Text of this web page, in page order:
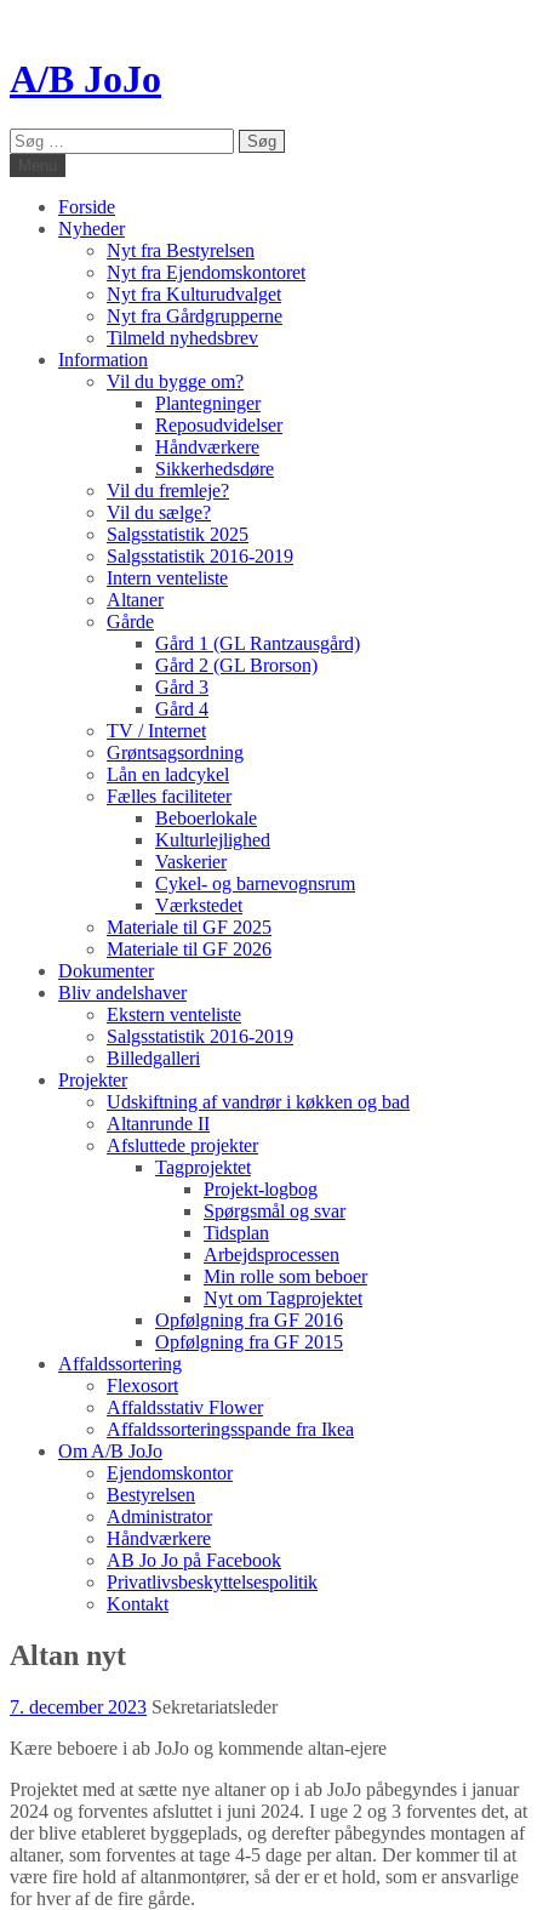
A/B JoJo
Søg
efter:
Forside
Nyheder
Nyt fra Bestyrelsen
Nyt fra Ejendomskontoret
Nyt fra Kulturudvalget
Nyt fra Gårdgrupperne
Tilmeld nyhedsbrev
Information
Vil du bygge om?
Plantegninger
Reposudvidelser
Håndværkere
Sikkerhedsdøre
Vil du fremleje?
Vil du sælge?
Salgsstatistik 2025
Salgsstatistik 2016-2019
Intern venteliste
Altaner
Gårde
Gård 1 (GL Rantzausgård)
Gård 2 (GL Brorson)
Gård 3
Gård 4
TV / Internet
Grøntsagsordning
Lån en ladcykel
Fælles faciliteter
Beboerlokale
Kulturlejlighed
Vaskerier
Cykel- og barnevognsrum
Værkstedet
Materiale til GF 2025
Materiale til GF 2026
Dokumenter
Bliv andelshaver
Ekstern venteliste
Salgsstatistik 2016-2019
Billedgalleri
Projekter
Udskiftning af vandrør i køkken og bad
Altanrunde II
Afsluttede projekter
Tagprojektet
Projekt-logbog
Spørgsmål og svar
Tidsplan
Arbejdsprocessen
Min rolle som beboer
Nyt om Tagprojektet
Opfølgning fra GF 2016
Opfølgning fra GF 2015
Affaldssortering
Flexosort
Affaldsstativ Flower
Affaldssorteringsspande fra Ikea
Om A/B JoJo
Ejendomskontor
Bestyrelsen
Administrator
Håndværkere
AB Jo Jo på Facebook
Privatlivsbeskyttelsespolitik
Kontakt
Altan nyt
7. december 2023 Sekretariatsleder
Kære beboere i ab JoJo og kommende altan-ejere
Projektet med at sætte nye altaner op i ab JoJo påbegyndes i januar
2024 og forventes afsluttet i juni 2024. I uge 2 og 3 forventes det, at
der blive etableret byggeplads, og derefter påbegyndes montagen af
altaner, som forventes at tage 4-5 dage per altan. Der kommer til at
være fire hold af altanmontører, så der er et hold, som er ansvarlige
for hver af de fire gårde.